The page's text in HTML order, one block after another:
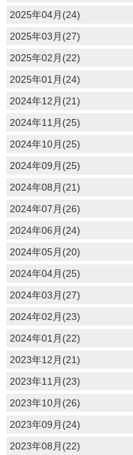
2025年04月(24)
2025年03月(27)
2025年02月(22)
2025年01月(24)
2024年12月(21)
2024年11月(25)
2024年10月(25)
2024年09月(25)
2024年08月(21)
2024年07月(26)
2024年06月(24)
2024年05月(20)
2024年04月(25)
2024年03月(27)
2024年02月(23)
2024年01月(22)
2023年12月(21)
2023年11月(23)
2023年10月(26)
2023年09月(24)
2023年08月(22)